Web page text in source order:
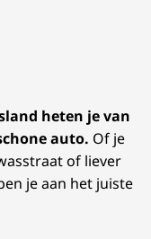
heten je van
auto. Of je
of liever
je aan het juiste